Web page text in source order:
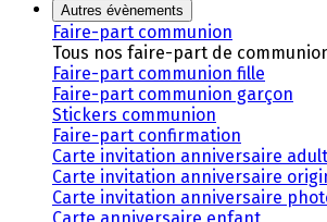
Autres évènements
Faire-part communion
Tous nos faire-part de
Faire-part communion fille
Faire-part communion garçon
Stickers communion
Faire-part confirmation
Carte invitation anniversaire
Carte invitation anniversaire
Carte invitation anniversaire